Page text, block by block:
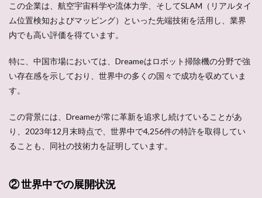
この企業は、航空宇宙科学や流体力学、そしてSLAM（リアルタイ
ム位置検知およびマッピング）といった先端技術を活用し、業界
内でも高い評価を得ています。
特に、中国市場においては、Dreameはロボット掃除機の分野で強
い存在感を示しており、世界中の多くの国々で成功を収めていま
す。
この背景には、Dreameが常に革新を追求し続けていることがあ
り、2023年12月末時点で、世界中で4,256件の特許を取得してい
ることも、同社の技術力を証明しています。
② 世界中での展開状況